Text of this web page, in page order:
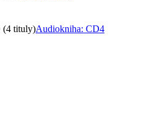
(4 tituly)Audiokniha: CD4